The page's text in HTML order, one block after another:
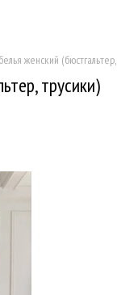
женский
трусики)